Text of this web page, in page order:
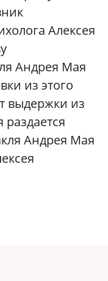
Алексея
Андрея Мая
из этого
выдержки из
Андрея Мая